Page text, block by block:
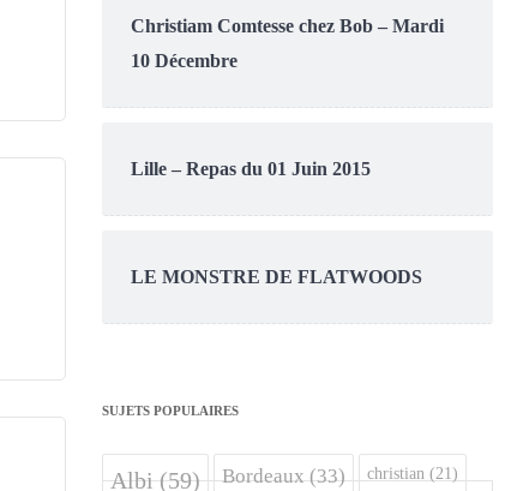
Christiam Comtesse chez Bob – Mardi
10 Décembre
Lille – Repas du 01 Juin 2015
LE MONSTRE DE FLATWOODS
SUJETS POPULAIRES
Albi(59) Bordeaux(33) christian (21)